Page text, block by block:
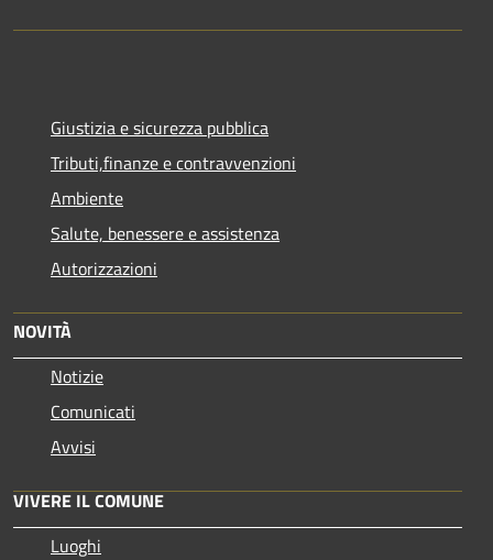
Giustizia e sicurezza pubblica
Tributi,finanze e contravvenzioni
Ambiente
Salute, benessere e assistenza
Autorizzazioni
NOVITÀ
Notizie
Comunicati
Avvisi
VIVERE IL COMUNE
Luoghi